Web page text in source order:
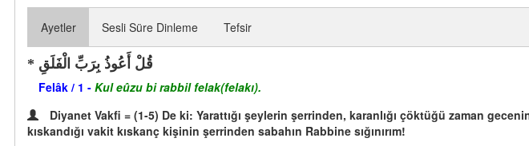
Ayetler Sesli Süre Dinleme Tefsir
قُلْ أَعُوذُ بِرَبِّ الْفَلَقِ
Felâk / 1 - Kul eûzu bi rabbil felak(felakı).
Diyanet Vakfi = (1-5) De ki: Yarattığı şeylerin şerrinden, karanlığı çöktüğü zaman
kıskandığı vakit kıskanç kişinin şerrinden sabahın Rabbine sığınırım!